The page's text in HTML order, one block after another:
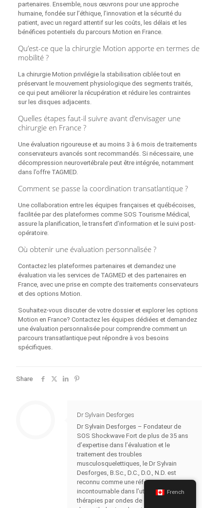
partenaires. Ensemble, nous œuvrons pour une approche
humaine, fondée sur l’éthique, l’innovation et la sécurité du
patient, avec un regard attentif sur les coûts, les délais et les
bénéfices potentiels du parcours Motion en France.
Qu’est-ce que la chirurgie Motion apporte en termes de
mobilité ?
La chirurgie Motion privilégie la stabilisation ciblée tout en
préservant le mouvement physiologique des segments traités,
ce qui peut améliorer la récupération et réduire les contraintes
sur les disques adjacents.
Quelles étapes faut-il suivre avant d’envisager une
chirurgie en France ?
Une évaluation rigoureuse et au moins 3 à 6 mois de traitements
conservateurs avancés sont recommandés. Si nécessaire, une
décompression neurovertébrale peut être intégrée, notamment
dans l’offre TAGMED.
Comment se passe la coordination transatlantique ?
Une collaboration entre les équipes françaises et québécoises,
facilitée par des plateformes comme SOS Tourisme Médical,
assure la planification, le transfert d’information et le suivi post-
opératoire.
Où obtenir une évaluation personnalisée ?
Contactez les plateformes partenaires et demandez une
évaluation via les services de TAGMED et des partenaires en
France, avec une prise en compte des traitements conservateurs
et des options Motion.
Souhaitez-vous discuter de votre dossier et explorer les options
Motion en France? Contactez les équipes dédiées et demandez
une évaluation personnalisée pour comprendre comment un
parcours transatlantique peut répondre à vos besoins
spécifiques.
Share
Dr Sylvain Desforges
Dr Sylvain Desforges – Fondateur de
SOS Shockwave Fort de plus de 35 ans
d’expertise dans l’évaluation et le
traitement des troubles
musculosquelettiques, le Dr Sylvain
Desforges, B.Sc., D.C., D.O., N.D. est
reconnu comme une référence
incontournable dans l’utilisation des
thérapies par ondes de choc pour traiter
French